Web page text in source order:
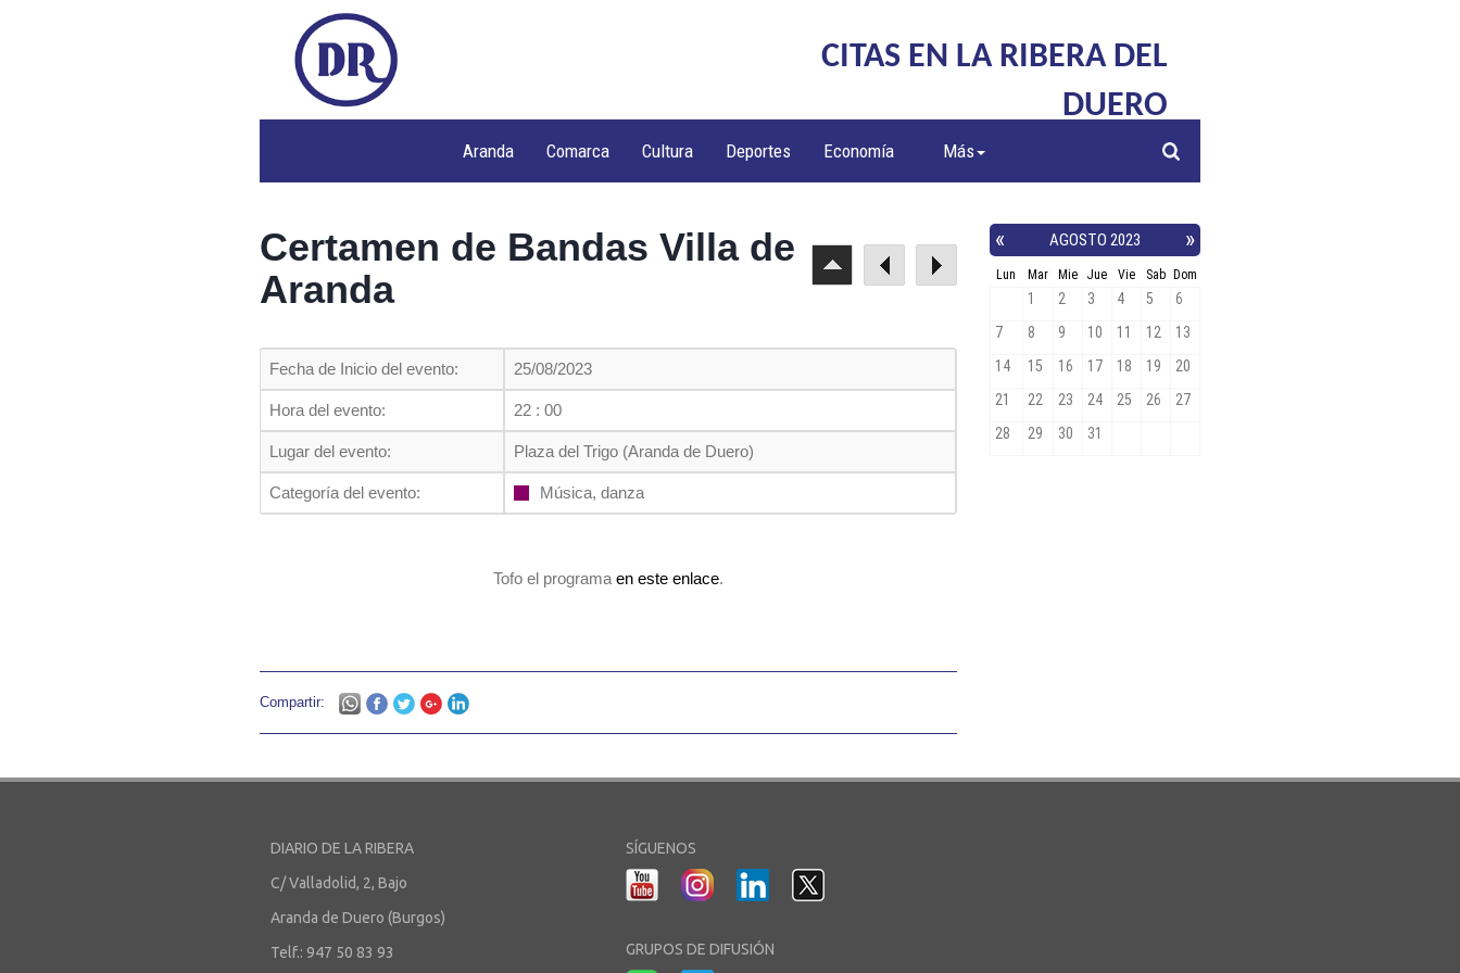
CITAS EN LA RIBERA DEL
DUERO
Aranda Comarca Cultura Deportes Economía Más
Certamen de Bandas Villa de
Aranda
Fecha de Inicio del evento: 25/08/2023
Hora del evento: 22 : 00
Lugar del evento: Plaza del Trigo (Aranda de Duero)
Categoría del evento: Música, danza
Tofo el programa en este enlace.
Compartir:
DIARIO DE LA RIBERA
C/ Valladolid, 2, Bajo
Aranda de Duero (Burgos)
Telf.: 947 50 83 93
SÍGUENOS
GRUPOS DE DIFUSIÓN